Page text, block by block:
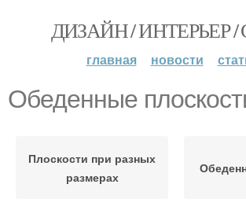
ДИЗАЙН / ИНТЕРЬЕР /
главная новости
Обеденные
Плоскости при разных
размерах